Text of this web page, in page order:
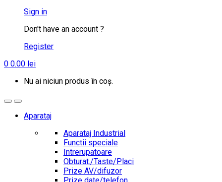
Sign in
Don't have an account ?
Register
0 0.00 lei
Nu ai niciun produs în coș.
Aparataj
Aparataj Industrial
Functii speciale
Intrerupatoare
Obturat./Taste/Placi
Prize AV/difuzor